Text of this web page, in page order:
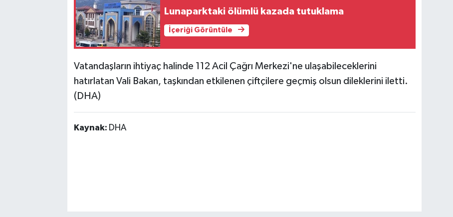
Lunaparktaki ölümlü kazada tutuklama
İçeriği Görüntüle
Vatandaşların ihtiyaç halinde 112 Acil Çağrı Merkezi'ne ulaşabileceklerini
hatırlatan Vali Bakan, taşkından etkilenen çiftçilere geçmiş olsun dileklerini iletti.
(DHA)
Kaynak: DHA